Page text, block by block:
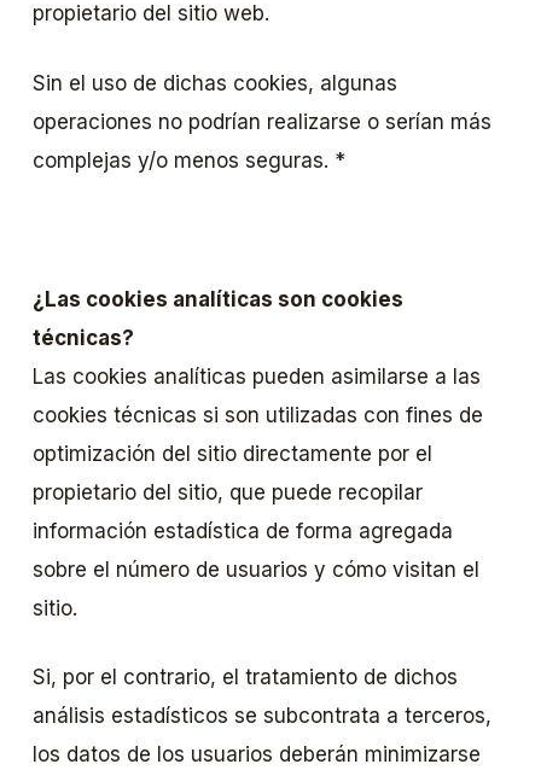
propietario del sitio web.
Sin el uso de dichas cookies, algunas
operaciones no podrían realizarse o serían más
complejas y/o menos seguras. *
¿Las cookies analíticas son cookies
técnicas?
Las cookies analíticas pueden asimilarse a las
cookies técnicas si son utilizadas con fines de
optimización del sitio directamente por el
propietario del sitio, que puede recopilar
información estadística de forma agregada
sobre el número de usuarios y cómo visitan el
sitio.
Si, por el contrario, el tratamiento de dichos
análisis estadísticos se subcontrata a terceros,
los datos de los usuarios deberán minimizarse